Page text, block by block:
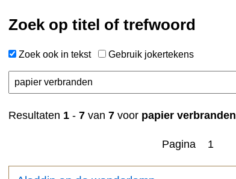
Zoek op titel of trefwoord
Zoek ook in tekst Gebruik jokertekens
Resultaten 1 - 7 van 7 voor papier verbranden
Pagina 1